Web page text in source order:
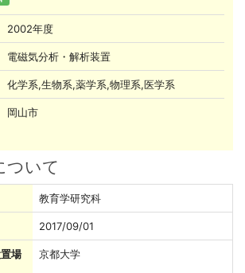
2002年度
電磁気分析・解析装置
化学系,生物系,薬学系,物理系,医学系
岡山市
ついて
教育学研究科
2017/09/01
場
京都大学